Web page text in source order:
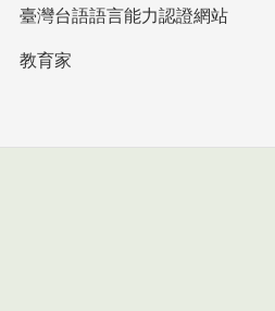
臺灣台語語言能力認證網站
教育家